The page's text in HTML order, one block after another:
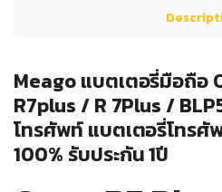
Meago แบตเตอรี่มือถือ
R7plus / R 7Plus /
โทรศัพท์ แบตเตอรี่โทร
100% รับประกัน 1ปี